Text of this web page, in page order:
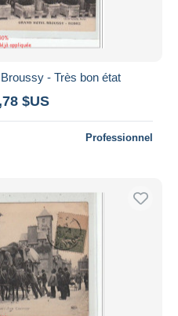
- Très bon état
$US
Professionnel